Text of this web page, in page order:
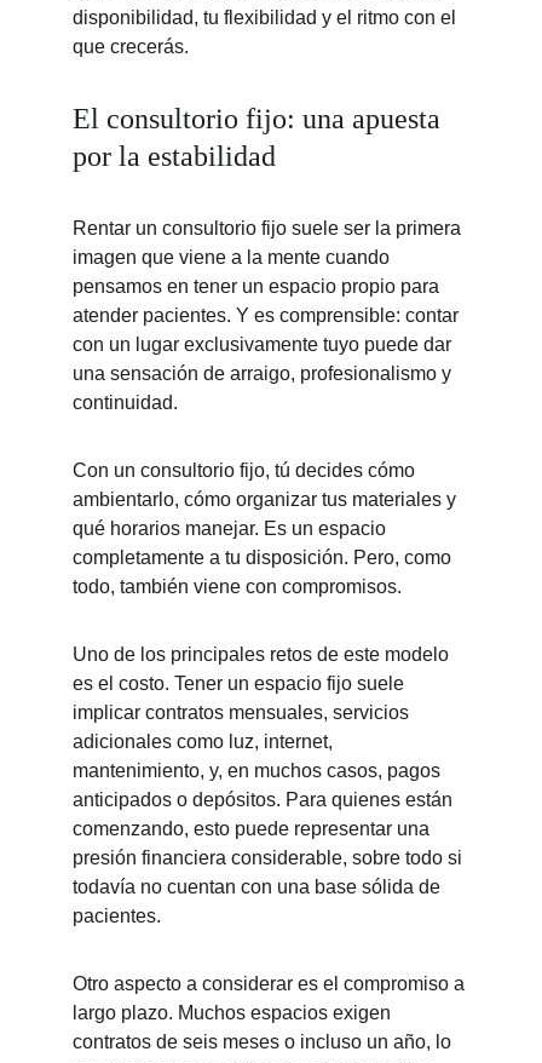
disponibilidad, tu flexibilidad y el ritmo con el
que crecerás.
El consultorio fijo: una apuesta
por la estabilidad
Rentar un consultorio fijo suele ser la primera
imagen que viene a la mente cuando
pensamos en tener un espacio propio para
atender pacientes. Y es comprensible: contar
con un lugar exclusivamente tuyo puede dar
una sensación de arraigo, profesionalismo y
continuidad.
Con un consultorio fijo, tú decides cómo
ambientarlo, cómo organizar tus materiales y
qué horarios manejar. Es un espacio
completamente a tu disposición. Pero, como
todo, también viene con compromisos.
Uno de los principales retos de este modelo
es el costo. Tener un espacio fijo suele
implicar contratos mensuales, servicios
adicionales como luz, internet,
mantenimiento, y, en muchos casos, pagos
anticipados o depósitos. Para quienes están
comenzando, esto puede representar una
presión financiera considerable, sobre todo si
todavía no cuentan con una base sólida de
pacientes.
Otro aspecto a considerar es el compromiso a
largo plazo. Muchos espacios exigen
contratos de seis meses o incluso un año, lo